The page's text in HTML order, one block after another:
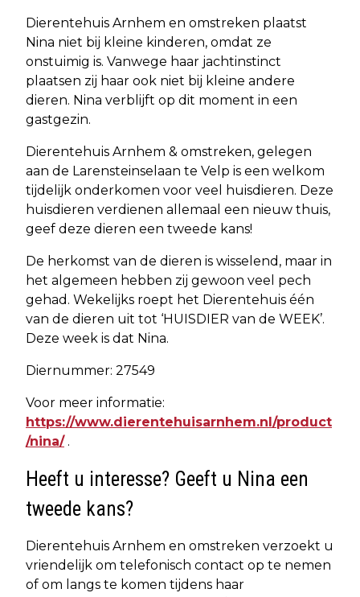
Dierentehuis Arnhem en omstreken plaatst
Nina niet bij kleine kinderen, omdat ze
onstuimig is. Vanwege haar jachtinstinct
plaatsen zij haar ook niet bij kleine andere
dieren. Nina verblijft op dit moment in een
gastgezin.
Dierentehuis Arnhem & omstreken, gelegen
aan de Larensteinselaan te Velp is een welkom
tijdelijk onderkomen voor veel huisdieren. Deze
huisdieren verdienen allemaal een nieuw thuis,
geef deze dieren een tweede kans!
De herkomst van de dieren is wisselend, maar in
het algemeen hebben zij gewoon veel pech
gehad. Wekelijks roept het Dierentehuis één
van de dieren uit tot ‘HUISDIER van de WEEK’.
Deze week is dat Nina.
Diernummer: 27549
Voor meer informatie:
https://www.dierentehuisarnhem.nl/product
/nina/.
Heeft u interesse? Geeft u Nina een
tweede kans?
Dierentehuis Arnhem en omstreken verzoekt u
vriendelijk om telefonisch contact op te nemen
of om langs te komen tijdens haar